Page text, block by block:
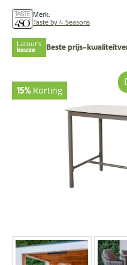
Merk:
Taste by 4 Seasons
Latour's
keuze Beste prijs-
15% Korting